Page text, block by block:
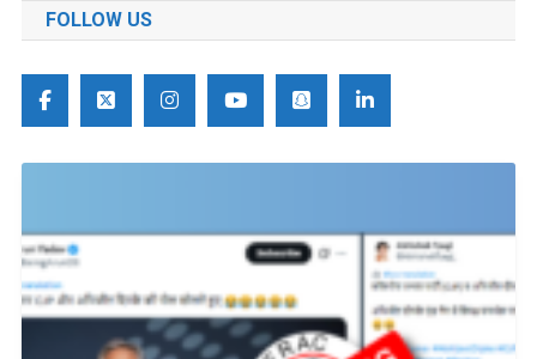
FOLLOW US